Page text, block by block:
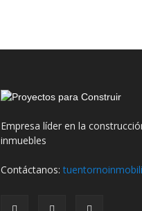
Empresa líder en la
inmuebles
Contáctanos: